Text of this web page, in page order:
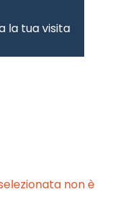
la tua visita
non è